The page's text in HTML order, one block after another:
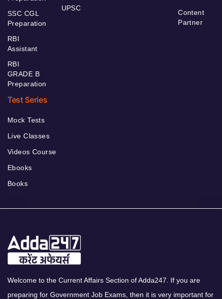
SSC CGL
Preparation
RBI
Assistant
RBI
GRADE B
Preparation
UPSC
Content
Partner
Test Series
Mock Tests
Live Classes
Videos Course
Ebooks
Books
Welcome to the Current Affairs Section of Adda247. If you are
preparing for Government Job Exams, then it is very important for